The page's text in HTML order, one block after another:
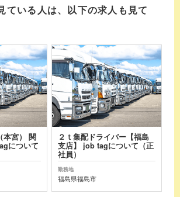
ている人は、以下の求人も見て
本宮） 関
について
２ｔ集配ドライバー【福島
支店】 job tagについて（正
社員）
勤務地
福島県福島市